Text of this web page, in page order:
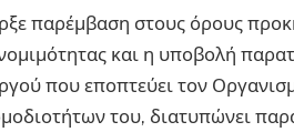
παρέμβαση στους όρους
νομιμότητας και η υποβολή
που εποπτεύει τον
του, διατυπώνει